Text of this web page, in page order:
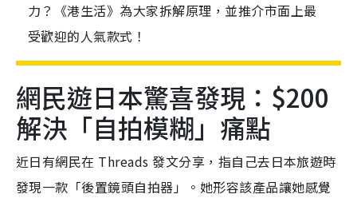
力？《港生活》為大家拆解原理，並推介市面上最
受歡迎的人氣款式！
網民遊日本驚喜發現：$200
解決「自拍模糊」痛點
近日有網民在 Threads 發文分享，指自己去日本旅遊時
發現一款「後置鏡頭自拍器」。她形容該產品讓她感覺